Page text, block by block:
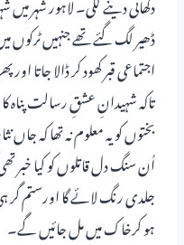
ڈھیر لگ گئے تھے جنہیں ٹرکوں
اجتماعی قبر کھود کر ڈالا
تاکہ شہیدانِ عشقِ رسالت
بختوں کو یہ معلوم نہ تھا کہ
اُن سنگ دل قاتلوں کو کیا خبر
جلدی رنگ لائے گا اورستم گر
ہو کرخاک میں مل جائیں گے۔